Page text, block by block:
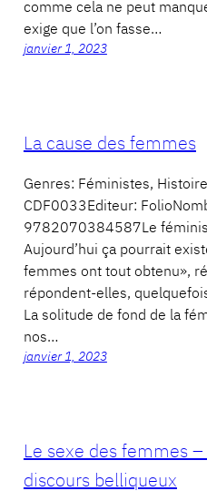
comme cela ne peut
exige que l’on fasse…
janvier 1, 2023
La cause des femmes
Genres: Féministes,
CDF0033Editeur:
9782070384587Le
Aujourd’hui ça pourrait
femmes ont tout obtenu»,
répondent-elles,
La solitude de fond de la
nos…
janvier 1, 2023
Le sexe des femmes
discours belliqueux